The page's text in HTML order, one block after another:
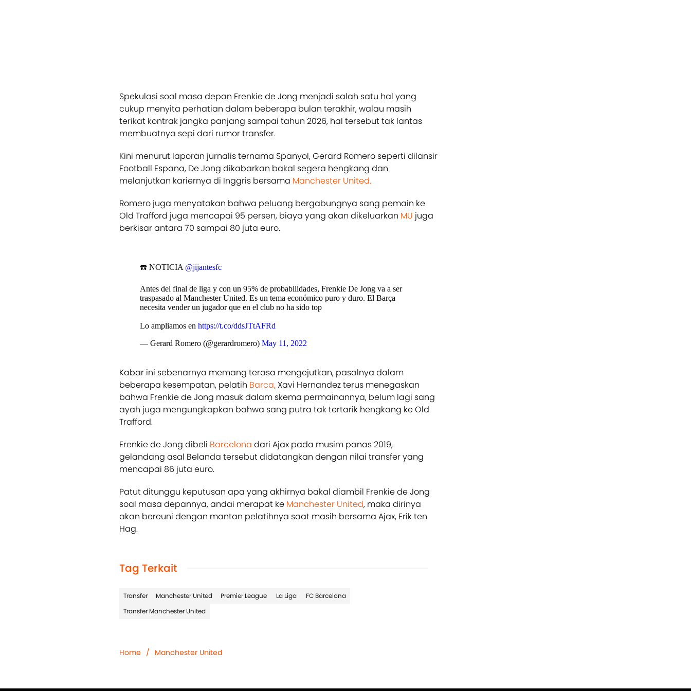
Spekulasi soal masa depan Frenkie de Jong menjadi salah satu hal yang
cukup menyita perhatian dalam beberapa bulan terakhir, walau masih
terikat kontrak jangka panjang sampai tahun 2026, hal tersebut tak lantas
membuatnya sepi dari rumor transfer.
Kini menurut laporan jurnalis ternama Spanyol, Gerard Romero seperti dilansir
Football Espana, De Jong dikabarkan bakal segera hengkang dan
melanjutkan kariernya di Inggris bersama Manchester United.
Romero juga menyatakan bahwa peluang bergabungnya sang pemain ke
Old Trafford juga mencapai 95 persen, biaya yang akan dikeluarkan MU juga
berkisar antara 70 sampai 80 juta euro.
☎️ NOTICIA @jijantesfc
Antes del final de liga y con un 95% de probabilidades, Frenkie De Jong va a ser
traspasado al Manchester United. Es un tema económico puro y duro. El Barça
necesita vender un jugador que en el club no ha sido top
Lo ampliamos en https://t.co/ddsJTtAFRd
— Gerard Romero (@gerardromero) May 11, 2022
Kabar ini sebenarnya memang terasa mengejutkan, pasalnya dalam
beberapa kesempatan, pelatih Barca,Xavi Hernandez terus menegaskan
bahwa Frenkie de Jong masuk dalam skema permainannya, belum lagi sang
ayah juga mengungkapkan bahwa sang putra tak tertarik hengkang ke Old
Trafford.
Frenkie de Jong dibeli Barcelona dari Ajax pada musim panas 2019,
gelandang asal Belanda tersebut didatangkan dengan nilai transfer yang
mencapai 86 juta euro.
Patut ditunggu keputusan apa yang akhirnya bakal diambil Frenkie de Jong
soal masa depannya, andai merapat ke Manchester United, maka dirinya
akan bereuni dengan mantan pelatihnya saat masih bersama Ajax, Erik ten
Hag.
Tag Terkait
Transfer Manchester United Premier League La Liga
FC Barcelona
Transfer Manchester United
Home / Manchester United